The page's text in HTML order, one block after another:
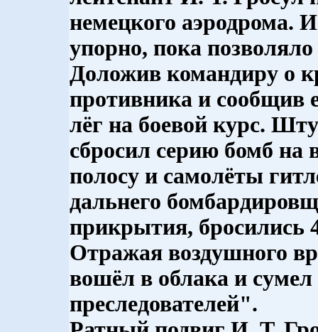
немецкого аэродрома.
упорно, пока
Доложив командиру о
противника и сообщив
лёг на боевой курс.
сбросил серию бомб на
полосу и самолёты
дальнего
прикрытия, бросились
Отражая воздушного
вошёл в облака и сумел
преследователей".